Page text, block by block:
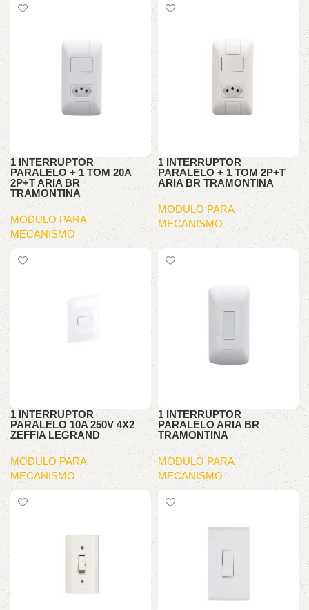
1 INTERRUPTOR
PARALELO + 1 TOM 20A
2P+T ARIA BR
TRAMONTINA
MODULO PARA
MECANISMO
1 INTERRUPTOR
PARALELO + 1 TOM 2P+T
ARIA BR TRAMONTINA
MODULO PARA
MECANISMO
1 INTERRUPTOR
PARALELO 10A 250V 4X2
ZEFFIA LEGRAND
MODULO PARA
MECANISMO
1 INTERRUPTOR
PARALELO ARIA BR
TRAMONTINA
MODULO PARA
MECANISMO